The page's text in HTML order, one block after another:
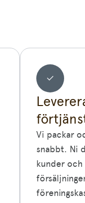
Vi packar
snabbt. Ni
kunder